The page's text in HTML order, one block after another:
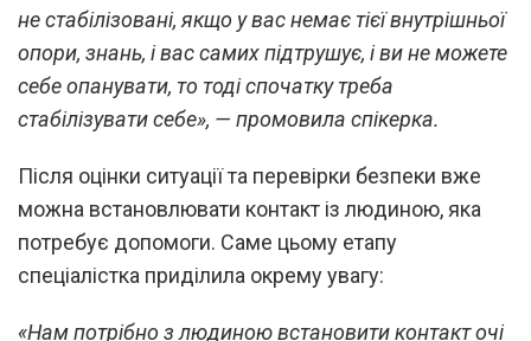
не стабілізовані, якщо у вас немає тієї внутрішньої
опори, знань, і вас самих підтрушує, і ви не можете
себе опанувати, то тоді спочатку треба
стабілізувати себе», — промовила спікерка.
Після оцінки ситуації та перевірки безпеки вже
можна встановлювати контакт із людиною, яка
потребує допомоги. Саме цьому етапу
спеціалістка приділила окрему увагу:
«Нам потрібно з людиною встановити контакт очі